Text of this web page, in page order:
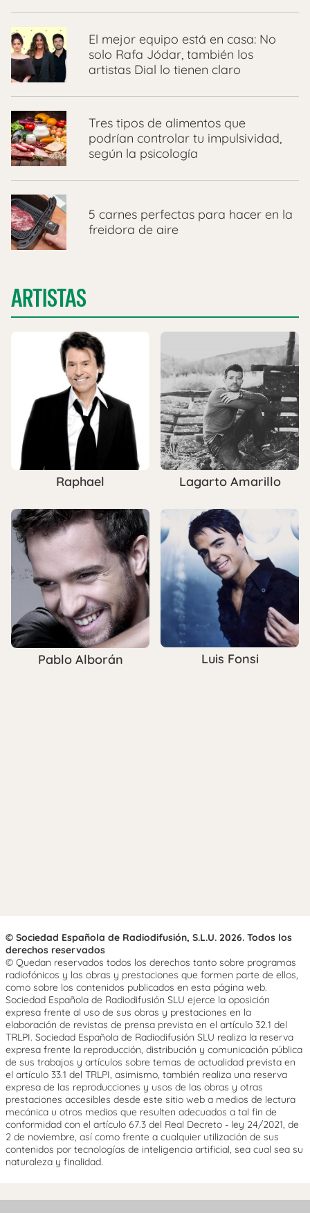
El mejor equipo está en casa: No
solo Rafa Jódar, también los
artistas Dial lo tienen claro
Tres tipos de alimentos que
podrían controlar tu impulsividad,
según la psicología
5 carnes perfectas para hacer en la
freidora de aire
ARTISTAS
Raphael Lagarto Amarillo
Pablo Alborán Luis Fonsi
© Sociedad Española de Radiodifusión, S.L.U. 2026. Todos los
derechos reservados
© Quedan reservados todos los derechos tanto sobre programas
radiofónicos y las obras y prestaciones que formen parte de ellos,
como sobre los contenidos publicados en esta página web.
Sociedad Española de Radiodifusión SLU ejerce la oposición
expresa frente al uso de sus obras y prestaciones en la
elaboración de revistas de prensa prevista en el artículo 32.1 del
TRLPI. Sociedad Española de Radiodifusión SLU realiza la reserva
expresa frente la reproducción, distribución y comunicación pública
de sus trabajos y artículos sobre temas de actualidad prevista en
el artículo 33.1 del TRLPI, asimismo, también realiza una reserva
expresa de las reproducciones y usos de las obras y otras
prestaciones accesibles desde este sitio web a medios de lectura
mecánica u otros medios que resulten adecuados a tal fin de
conformidad con el artículo 67.3 del Real Decreto - ley 24/2021, de
2 de noviembre, así como frente a cualquier utilización de sus
contenidos por tecnologías de inteligencia artificial, sea cual sea su
naturaleza y finalidad.